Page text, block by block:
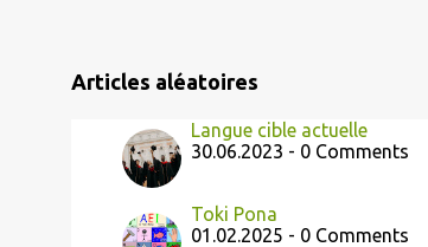
Articles aléatoires
Langue cible actuelle
30.06.2023 - 0 Comments
Toki Pona
01.02.2025 - 0 Comments